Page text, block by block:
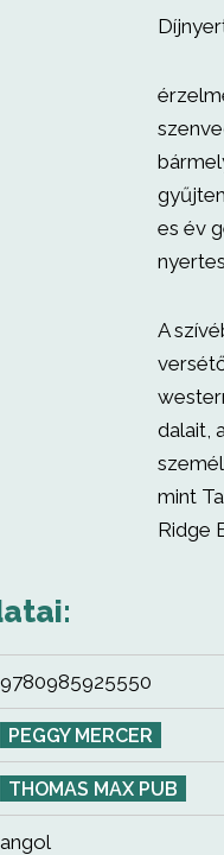
es év
A
dalait,
mint
Ridge
9780985925550
PEGGY MERCER
THOMAS MAX PUB
angol